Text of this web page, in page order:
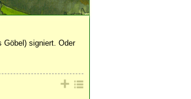
signiert. Oder